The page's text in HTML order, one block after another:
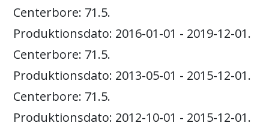
Centerbore: 71.5.
Produktionsdato: 2016-01-01 - 2019-12-01.
Centerbore: 71.5.
Produktionsdato: 2013-05-01 - 2015-12-01.
Centerbore: 71.5.
Produktionsdato: 2012-10-01 - 2015-12-01.